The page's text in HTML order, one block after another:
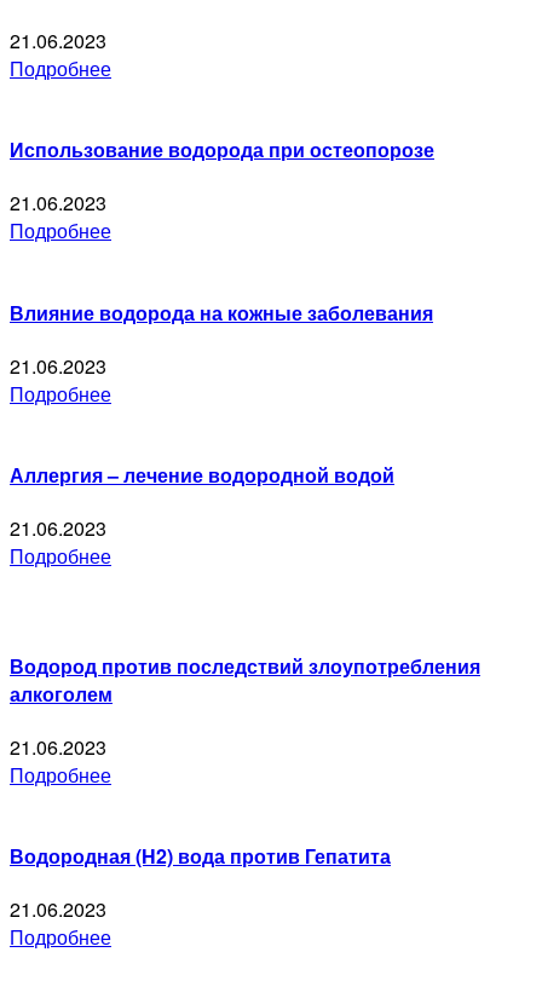
21.06.2023
Подробнее
Использование водорода при остеопорозе
21.06.2023
Подробнее
Влияние водорода на кожные заболевания
21.06.2023
Подробнее
Аллергия – лечение водородной водой
21.06.2023
Подробнее
Водород против последствий злоупотребления
алкоголем
21.06.2023
Подробнее
Водородная (H2) вода против Гепатита
21.06.2023
Подробнее